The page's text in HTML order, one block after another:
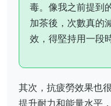
毒。像我之前提到
加茶後，次數真的
效，得堅持用一段
其次，抗疲勞效果也
提升耐力和能量水平